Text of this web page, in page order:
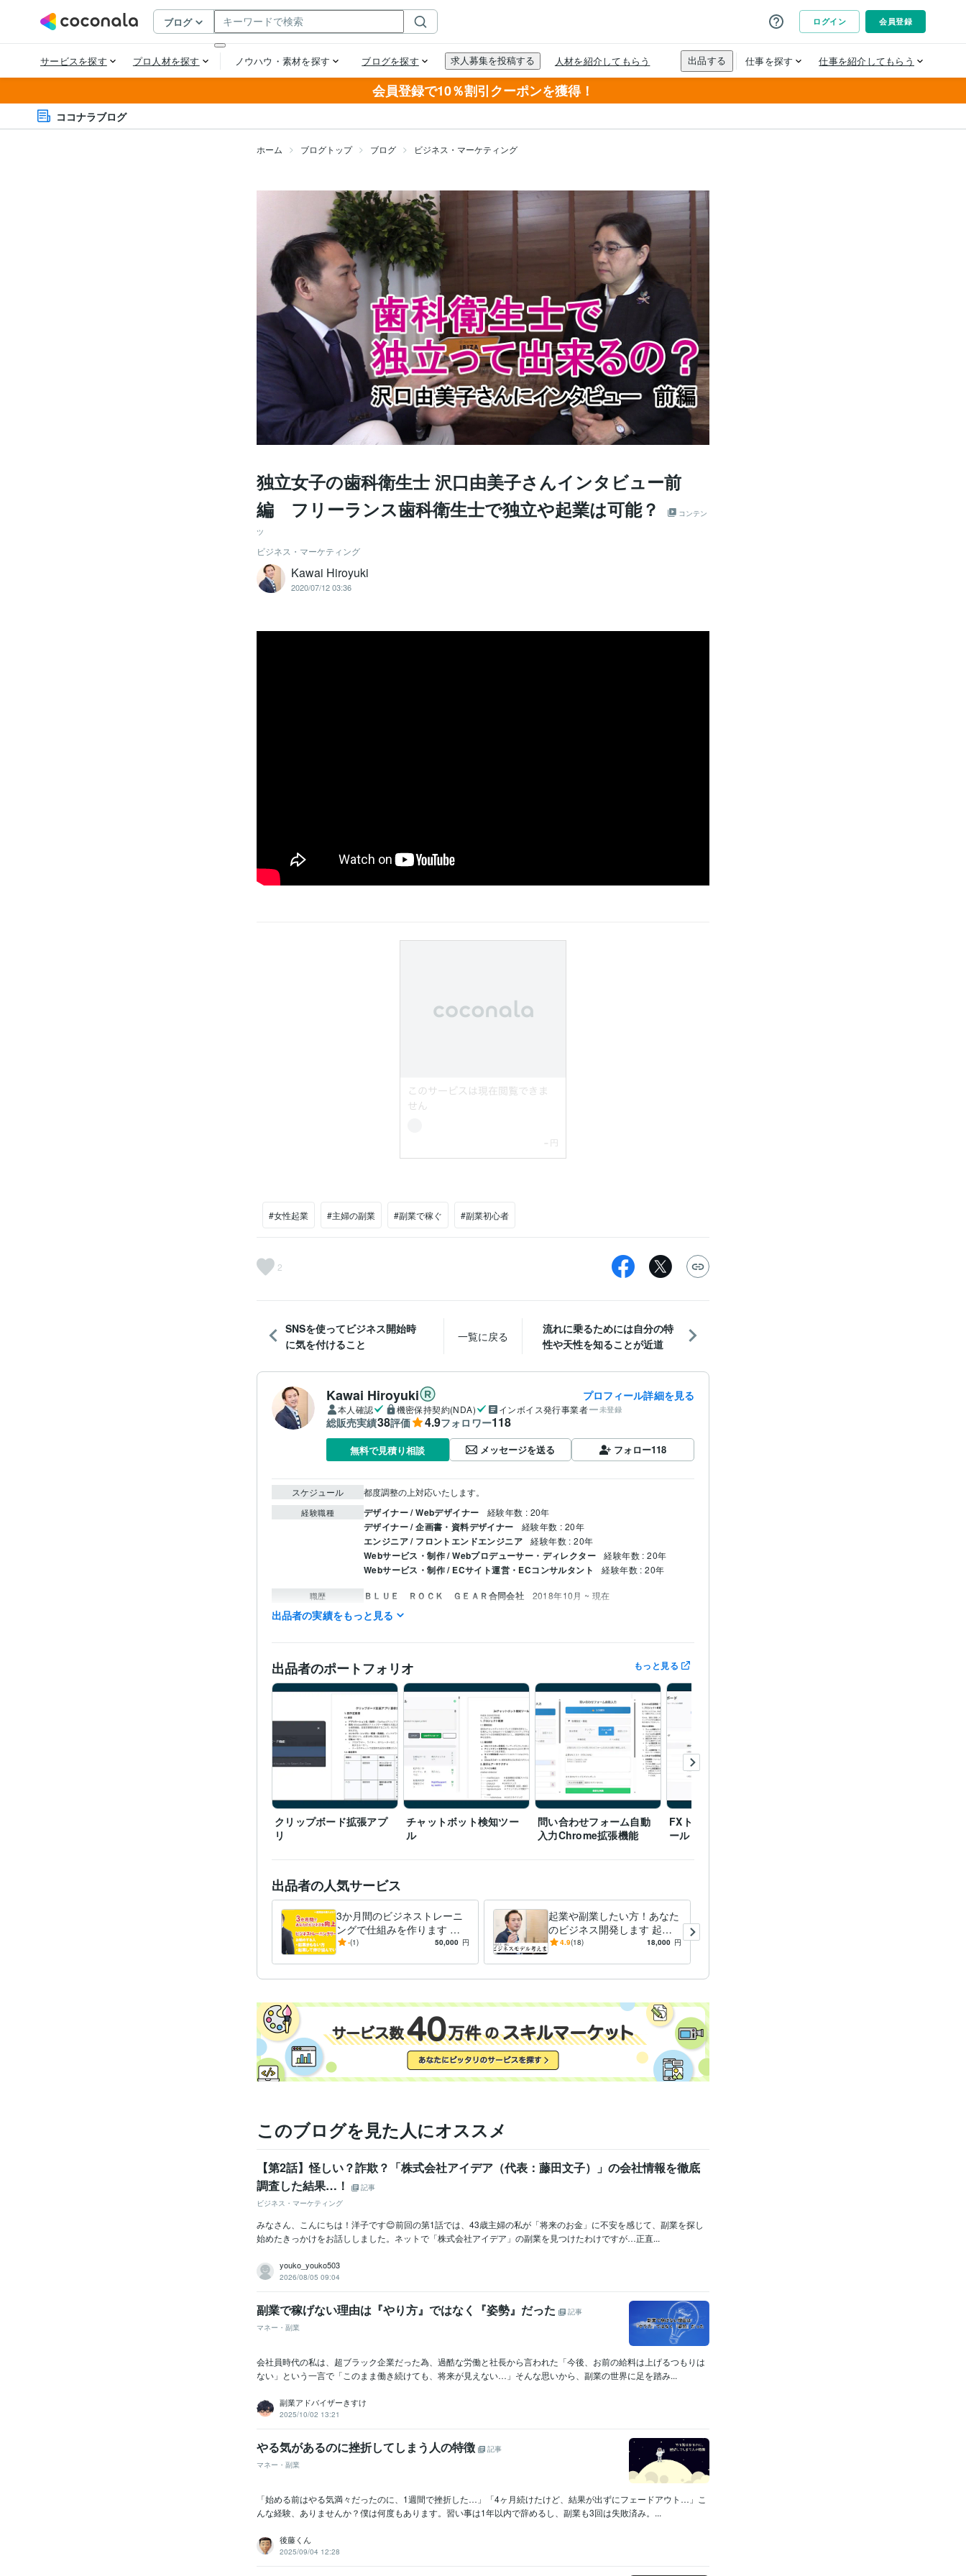
会員登録で10％割引クーポンを獲得！
ココナラブログ
ホーム ブログトップ ブログ ビジネス・マーケティング
独立女子の歯科衛生士 沢口由美子さんインタビュー前
編 フリーランス歯科衛生士で独立や起業は可能？
コンテン
ツ
ビジネス・マーケティング
Kawai Hiroyuki
2020/07/12 03:36
#女性起業 #主婦の副業 #副業で稼ぐ #副業初心者
2
SNSを使ってビジネス開始時
に気を付けること
一覧に戻る
流れに乗るためには自分の特
性や天性を知ることが近道
Kawai Hiroyuki プロフィール詳細を見る
本人確認 機密保持契約(NDA) インボイス発行事業者 未登録
総販売実績38評価 4.9フォロワー118
無料で見積り相談 メッセージを送る フォロー118
スケジュール 都度調整の上対応いたします。
経験職種 デザイナー / Webデザイナー 経験年数 : 20年
デザイナー / 企画書・資料デザイナー 経験年数 : 20年
エンジニア / フロントエンドエンジニア 経験年数 : 20年
Webサービス・制作 / Webプロデューサー・ディレクター 経験年数 : 20年
Webサービス・制作 / ECサイト運営・ECコンサルタント 経験年数 : 20年
職歴 ＢＬＵＥ ＲＯＣＫ ＧＥＡＲ合同会社 2018年10月 ~ 現在
資格・検定 G検定（ジェネラリスト検定）
HTML:20年JavaScript:10年PHP:5年VBA:5年Visual Basic:5年CakePHP:3年
Flutter:1年 Unity:1年
WordPress:10年Excel:20年Google スプレッドシート:10年Google スライド:10年
Google ドキュメント:10年
PowerPoint:20年 Word:20年EC-CUBE:10年
Welcart:7年 Google Analytics:20年 ChatGPT:2年Midjourney:2年
DALL-E:2年Adobe Photoshop:20年Adobe Premiere Pro:10年
Adobe Illustrator:20年
Canva:5年Adobe InDesign:5年
その他ツール Camtasia:5年
得意分野 ビジネス代行・事務代行 起業サポート
起業 独立 経営 ビジネス 動画 オンラインサロン 副業 サロン
出品者の実績をもっと見る
出品者のポートフォリオ もっと見る
クリップボード拡張アプ
リ
チャットボット検知ツー
ル
問い合わせフォーム自動
入力Chrome拡張機能
FXトレーディング記録ツ
ール
出品者の人気サービス
3か月間のビジネストレーニ
ングで仕組みを作ります 一
度相談を受けた方向け。より
-(1) 50,000 円
起業や副業したい方！あなた
のビジネス開発します 起業
や副業に少しでも不安の方は
4.9(18) 18,000 円
このブログを見た人にオススメ
【第2話】怪しい？詐欺？「株式会社アイデア（代表：藤田文子）」の会社情報を徹底
調査した結果…！
記事
ビジネス・マーケティング
みなさん、こんにちは！洋子です😊前回の第1話では、43歳主婦の私が「将来のお金」に不安を感じて、副業を探し
始めたきっかけをお話ししました。ネットで「株式会社アイデア」の副業を見つけたわけですが…正直...
youko_youko503
2026/08/05 09:04
副業で稼げない理由は『やり方』ではなく『姿勢』だった
記事
マネー・副業
会社員時代の私は、超ブラック企業だった為、過酷な労働と社長から言われた「今後、お前の給料は上げるつもりは
ない」という一言で「このまま働き続けても、将来が見えない…」そんな思いから、副業の世界に足を踏み...
副業アドバイザーきすけ
2025/10/02 13:21
やる気があるのに挫折してしまう人の特徴
記事
マネー・副業
「始める前はやる気満々だったのに、1週間で挫折した…」「4ヶ月続けたけど、結果が出ずにフェードアウト…」こ
んな経験、ありませんか？僕は何度もあります。習い事は1年以内で辞めるし、副業も3回は失敗済み。...
後藤くん
2025/09/04 12:28